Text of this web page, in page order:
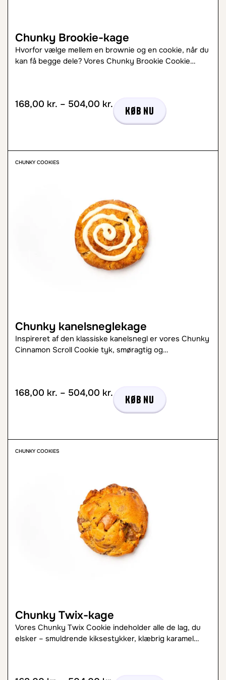
Chunky Brookie-kage
Hvorfor vælge mellem en brownie og en cookie, når du
kan få begge dele? Vores Chunky Brookie Cookie…
168,00 kr. – 504,00 kr.
Køb nu
CHUNKY COOKIES
Chunky kanelsneglekage
Inspireret af den klassiske kanelsnegl er vores Chunky
Cinnamon Scroll Cookie tyk, smøragtig og…
168,00 kr. – 504,00 kr.
Køb nu
CHUNKY COOKIES
Chunky Twix-kage
Vores Chunky Twix Cookie indeholder alle de lag, du
elsker – smuldrende kiksestykker, klæbrig karamel…